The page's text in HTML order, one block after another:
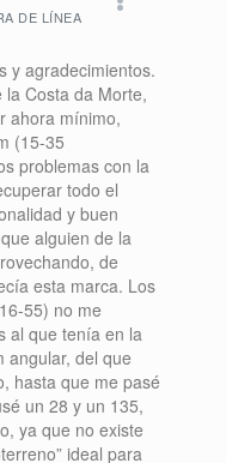
DE LÍNEA
y agradecimientos.
Costa da Morte,
ahora mínimo,
(15-35
problemas con la
todo el
y buen
alguien de la
de
esta marca. Los
55) no me
al que tenía en la
angular, del que
hasta que me pasé
un 28 y un 135,
ya que no existe
ideal para